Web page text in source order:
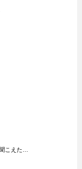
こえた…